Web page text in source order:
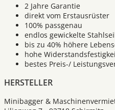
2 Jahre Garantie
direkt vom Erstausrüster
100% passgenau
endlos gewickelte
bis zu 40% höhere
hohe
bestes Preis-/
HERSTELLER
Minibagger &